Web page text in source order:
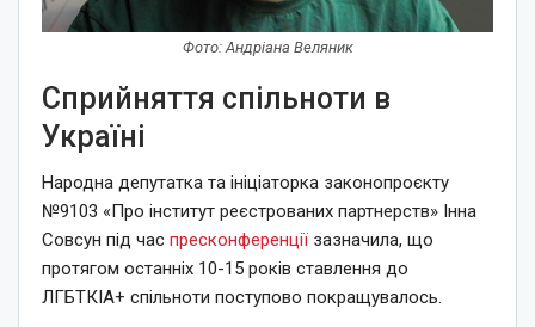
Фото: Андріана Веляник
Сприйняття спільноти в
Україні
Народна депутатка та ініціаторка законопроєкту
№9103 «Про інститут реєстрованих партнерств» Інна
Совсун під час пресконференції зазначила, що
протягом останніх 10-15 років ставлення до
ЛГБТКІА+ спільноти поступово покращувалось.